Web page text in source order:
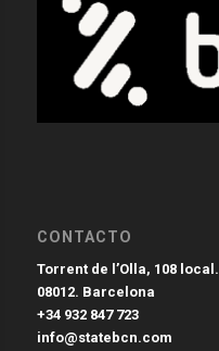
CONTACTO
Torrent de l’Olla, 108 local.
08012. Barcelona
+34 932 847 723
info@statebcn.com